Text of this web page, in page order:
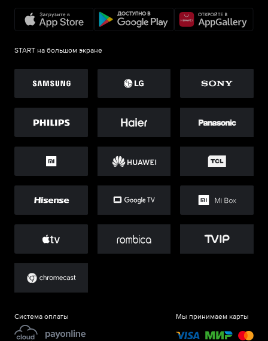
START на большом экране
Система оплаты Мы принимаем карты